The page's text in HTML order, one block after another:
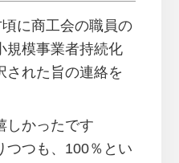
に商工会の職員の
規模事業者持続化
された旨の連絡を
しかったです
つつも、100％とい